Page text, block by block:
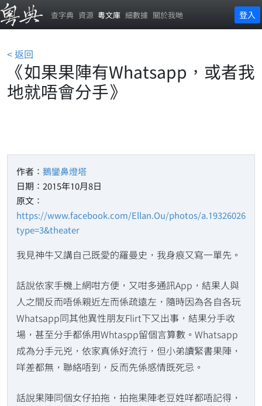
查字典 資源 粵文庫 細數據 關於我哋 登入
< 返回
《如果果陣有Whatsapp，或者我
地就唔會分手》
作者： 鵝鑾鼻燈塔
日期：2015年10月8日
原文：
https://www.facebook.com/Ellan.Ou/photos/
type=3&theater
我見神牛又講自己既愛的羅曼史，我身痕又寫一單先。
話說依家手機上網咁方便，又咁多通訊App，結果人與
人之間反而唔係親近左而係疏遠左，隨時因為各自各玩
Whatsapp同其他異性朋友Flirt下又出事，結果分手收
場，甚至分手都係用Whtaspp留個言算數。Whatsapp
成為分手元兇，依家真係好流行，但小弟讀緊書果陣，
咩差都無，聯絡唔到，反而先係感情既死忌。
話說果陣同個女仔拍拖，拍拖果陣老豆姓咩都唔記得，